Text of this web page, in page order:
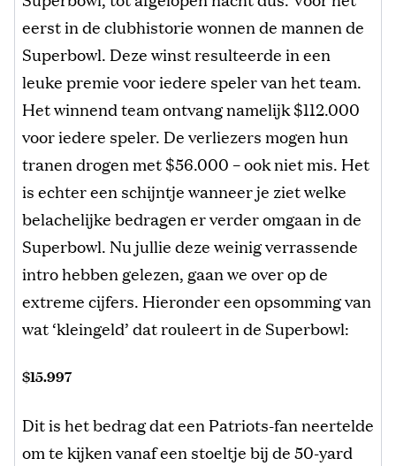
eerst in de clubhistorie wonnen de mannen de
Superbowl. Deze winst resulteerde in een
leuke premie voor iedere speler van het team.
Het winnend team ontvang namelijk $112.000
voor iedere speler. De verliezers mogen hun
tranen drogen met $56.000 – ook niet mis. Het
is echter een schijntje wanneer je ziet welke
belachelijke bedragen er verder omgaan in de
Superbowl. Nu jullie deze weinig verrassende
intro hebben gelezen, gaan we over op de
extreme cijfers. Hieronder een opsomming van
wat ‘kleingeld’ dat rouleert in de Superbowl:
$15.997
Dit is het bedrag dat een Patriots-fan neertelde
om te kijken vanaf een stoeltje bij de 50-yard